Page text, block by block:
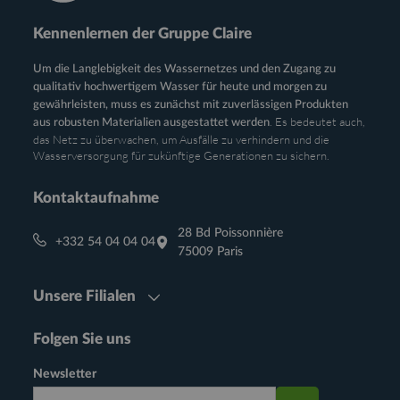
Kennenlernen der Gruppe Claire
Um die Langlebigkeit des Wassernetzes und den Zugang zu
qualitativ hochwertigem Wasser für heute und morgen zu
gewährleisten, muss es zunächst mit zuverlässigen Produkten
aus robusten Materialien ausgestattet werden . Es bedeutet auch,
das Netz zu überwachen, um Ausfälle zu verhindern und die
Wasserversorgung für zukünftige Generationen zu sichern.
Kontaktaufnahme
+332 54 04 04 04
28 Bd Poissonnière
75009 Paris
Unsere Filialen
Folgen Sie uns
Newsletter